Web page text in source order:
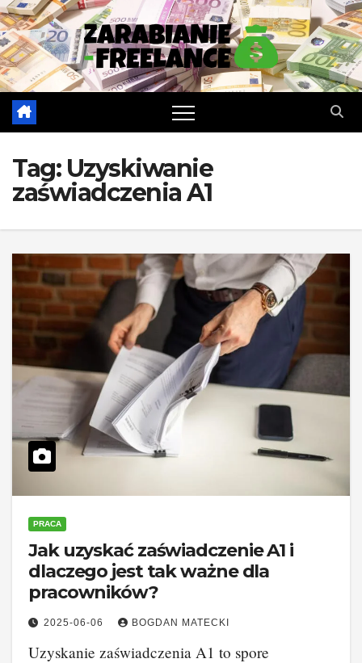
Skip
to
content
Tag: Uzyskiwanie
zaświadczenia A1
PRACA
Jak uzyskać zaświadczenie A1 i
dlaczego jest tak ważne dla
pracowników?
2025-06-06 BOGDAN MATECKI
Uzyskanie zaświadczenia A1 to spore